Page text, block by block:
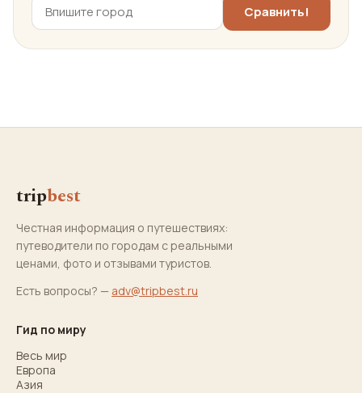
tripbest
Честная информация о путешествиях:
путеводители по городам с реальными
ценами, фото и отзывами туристов.
Есть вопросы? — adv@tripbest.ru
Гид по миру
Весь мир
Европа
Азия